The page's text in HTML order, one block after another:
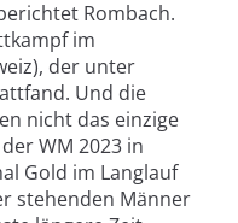
Rombach.
im
der unter
Und die
nicht das einzige
WM 2023 in
Gold im Langlauf
stehenden Männer